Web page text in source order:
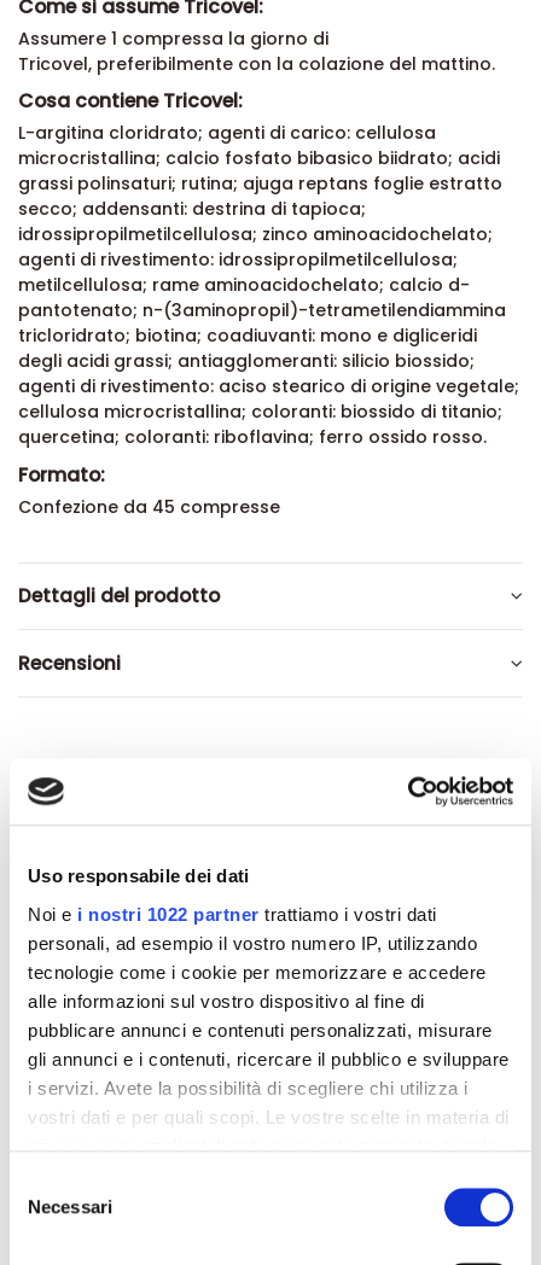
Uso responsabile dei dati
Noi e i nostri 1022 partner trattiamo i vostri dati
personali, ad esempio il vostro numero IP, utilizzando
tecnologie come i cookie per memorizzare e accedere
alle informazioni sul vostro dispositivo al fine di
pubblicare annunci e contenuti personalizzati, misurare
gli annunci e i contenuti, ricercare il pubblico e sviluppare
i servizi. Avete la possibilità di scegliere chi utilizza i
vostri dati e per quali scopi. Le vostre scelte in materia di
modificare o revocare il proprio consenso in qualsiasi
momento dalla Dichiarazione sui cookie o facendo clic
delNecessari
Come si assume Tricovel:
Assumere 1 compressa la giorno di
Tricovel, preferibilmente con la colazione del mattino.
Cosa contiene Tricovel:
L-argitina cloridrato; agenti di carico: cellulosa
microcristallina; calcio fosfato bibasico biidrato; acidi
grassi polinsaturi; rutina; ajuga reptans foglie estratto
secco; addensanti: destrina di tapioca;
idrossipropilmetilcellulosa; zinco aminoacidochelato;
agenti di rivestimento: idrossipropilmetilcellulosa;
metilcellulosa; rame aminoacidochelato; calcio d-
pantotenato; n-(3aminopropil)-tetrametilendiammina
tricloridrato; biotina; coadiuvanti: mono e digliceridi
degli acidi grassi; antiagglomeranti: silicio biossido;
agenti di rivestimento: aciso stearico di origine vegetale;
cellulosa microcristallina; coloranti: biossido di titanio;
quercetina; coloranti: riboflavina; ferro ossido rosso.
Formato:
Confezione da 45 compresse
Dettagli del prodotto
Recensioni
Altri prodotti che potrebbero
-42%
Integratori per dimagrire
-42%